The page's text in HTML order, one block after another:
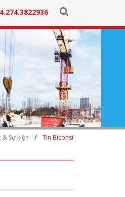
274.3822936
& Sự kiện / Tin Biconsi